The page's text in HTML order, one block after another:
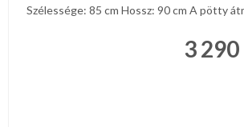
Szélessége: 85 cm Hossz: 90 cm A pötty
3 290